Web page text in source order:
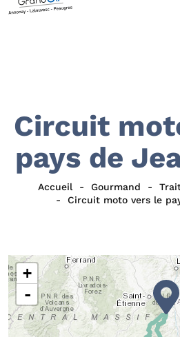
Circuit
pays de
Accueil Gourmand
Circuit moto vers le
+
-